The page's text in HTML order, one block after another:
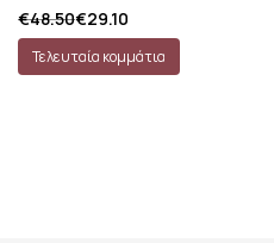
€48.50€29.10
Τελευταία κομμάτια